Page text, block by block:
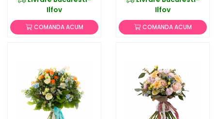
Ilfov
COMANDA ACUM
Ilfov
COMANDA ACUM